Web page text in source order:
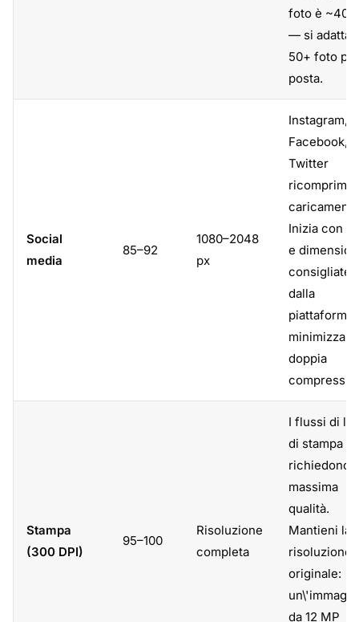
foto è ~400
— si adatta
50+ foto per
posta.
Social
media
85–92
1080–2048
px
Instagram,
Facebook,
Twitter
caricamenti.
Inizia con
e
consigliate
dalla
piattaforma
doppia
Stampa
(300 DPI)
95–100
Risoluzione
completa
I flussi di
di stampa
richiedono
massima
qualità.
Mantieni la
risoluzione
originale:
da 12 MP